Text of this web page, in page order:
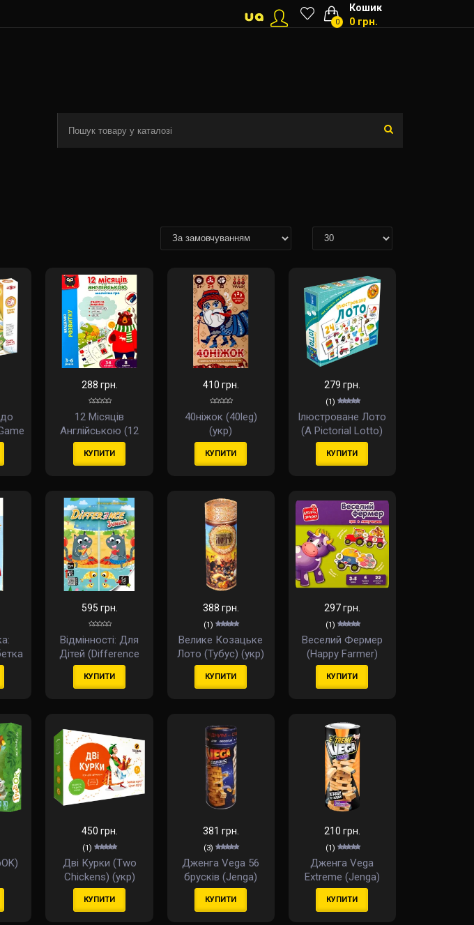
Кошик
0 0 грн.
288 грн.
12 Місяців
Англійською (12
Months In English)
(укр)
КУПИТИ
410 грн.
40ніжок (40leg)
(укр)
КУПИТИ
279 грн.
(1)
Ілюстроване Лото
(A Pictorial Lotto)
КУПИТИ
595 грн.
Відмінності: Для
Дітей (Difference
Junior) (англ)
КУПИТИ
388 грн.
(1)
Велике Козацьке
Лото (Тубус) (укр)
КУПИТИ
297 грн.
(1)
Веселий Фермер
(Happy Farmer)
(укр)
КУПИТИ
450 грн.
(1)
Дві Курки (Two
Chickens) (укр)
КУПИТИ
381 грн.
(3)
Дженга Vega 56
брусків (Jenga)
КУПИТИ
210 грн.
(1)
Дженга Vega
Extreme (Jenga)
КУПИТИ